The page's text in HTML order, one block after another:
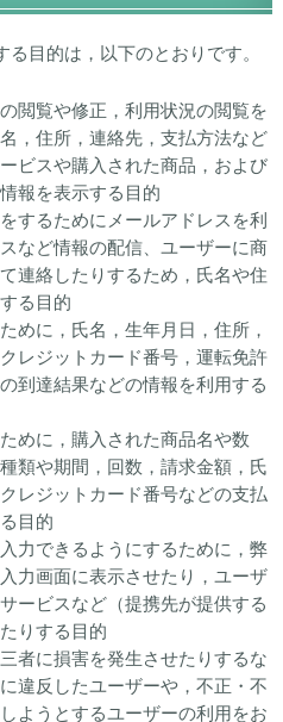
目的は，以下のとおりです。
閲覧や修正，利用状況の閲覧を
，住所，連絡先，支払方法など
ビスや購入された商品，および
報を表示する目的
するためにメールアドレスを利
など情報の配信、ユーザーに商
連絡したりするため，氏名や住
る目的
めに，氏名，生年月日，住所，
レジットカード番号，運転免許
到達結果などの情報を利用する
めに，購入された商品名や数
類や期間，回数，請求金額，氏
レジットカード番号などの支払
目的
力できるようにするために，弊
力画面に表示させたり，ユーザ
ービスなど（提携先が提供する
りする目的
者に損害を発生させたりするな
違反したユーザーや，不正・不
ようとするユーザーの利用をお